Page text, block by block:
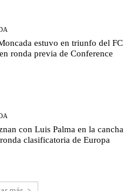
estuvo en triunfo del FC
ronda previa de Conference
con Luis Palma en la cancha
clasificatoria de Europa